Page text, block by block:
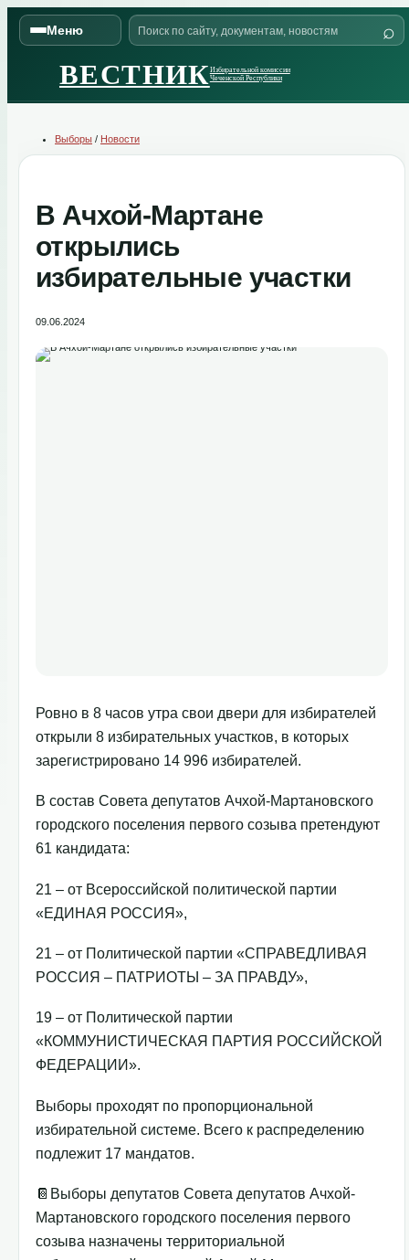
content
Меню
ВЕСТНИКИзбирательной комиссии
Чеченской Республики
Поиск
сайту
⌕
Выборы / Новости
В Ачхой-Мартане
открылись
избирательные участки
09.06.2024
Ровно в 8 часов утра свои двери для избирателей
открыли 8 избирательных участков, в которых
зарегистрировано 14 996 избирателей.
В состав Совета депутатов Ачхой-Мартановского
городского поселения первого созыва претендуют
61 кандидата:
21 – от Всероссийской политической партии
«ЕДИНАЯ РОССИЯ»,
21 – от Политической партии «СПРАВЕДЛИВАЯ
РОССИЯ – ПАТРИОТЫ – ЗА ПРАВДУ»,
19 – от Политической партии
«КОММУНИСТИЧЕСКАЯ ПАРТИЯ РОССИЙСКОЙ
ФЕДЕРАЦИИ».
Выборы проходят по пропорциональной
избирательной системе. Всего к распределению
подлежит 17 мандатов.
📔Выборы депутатов Совета депутатов Ачхой-
Мартановского городского поселения первого
созыва назначены территориальной